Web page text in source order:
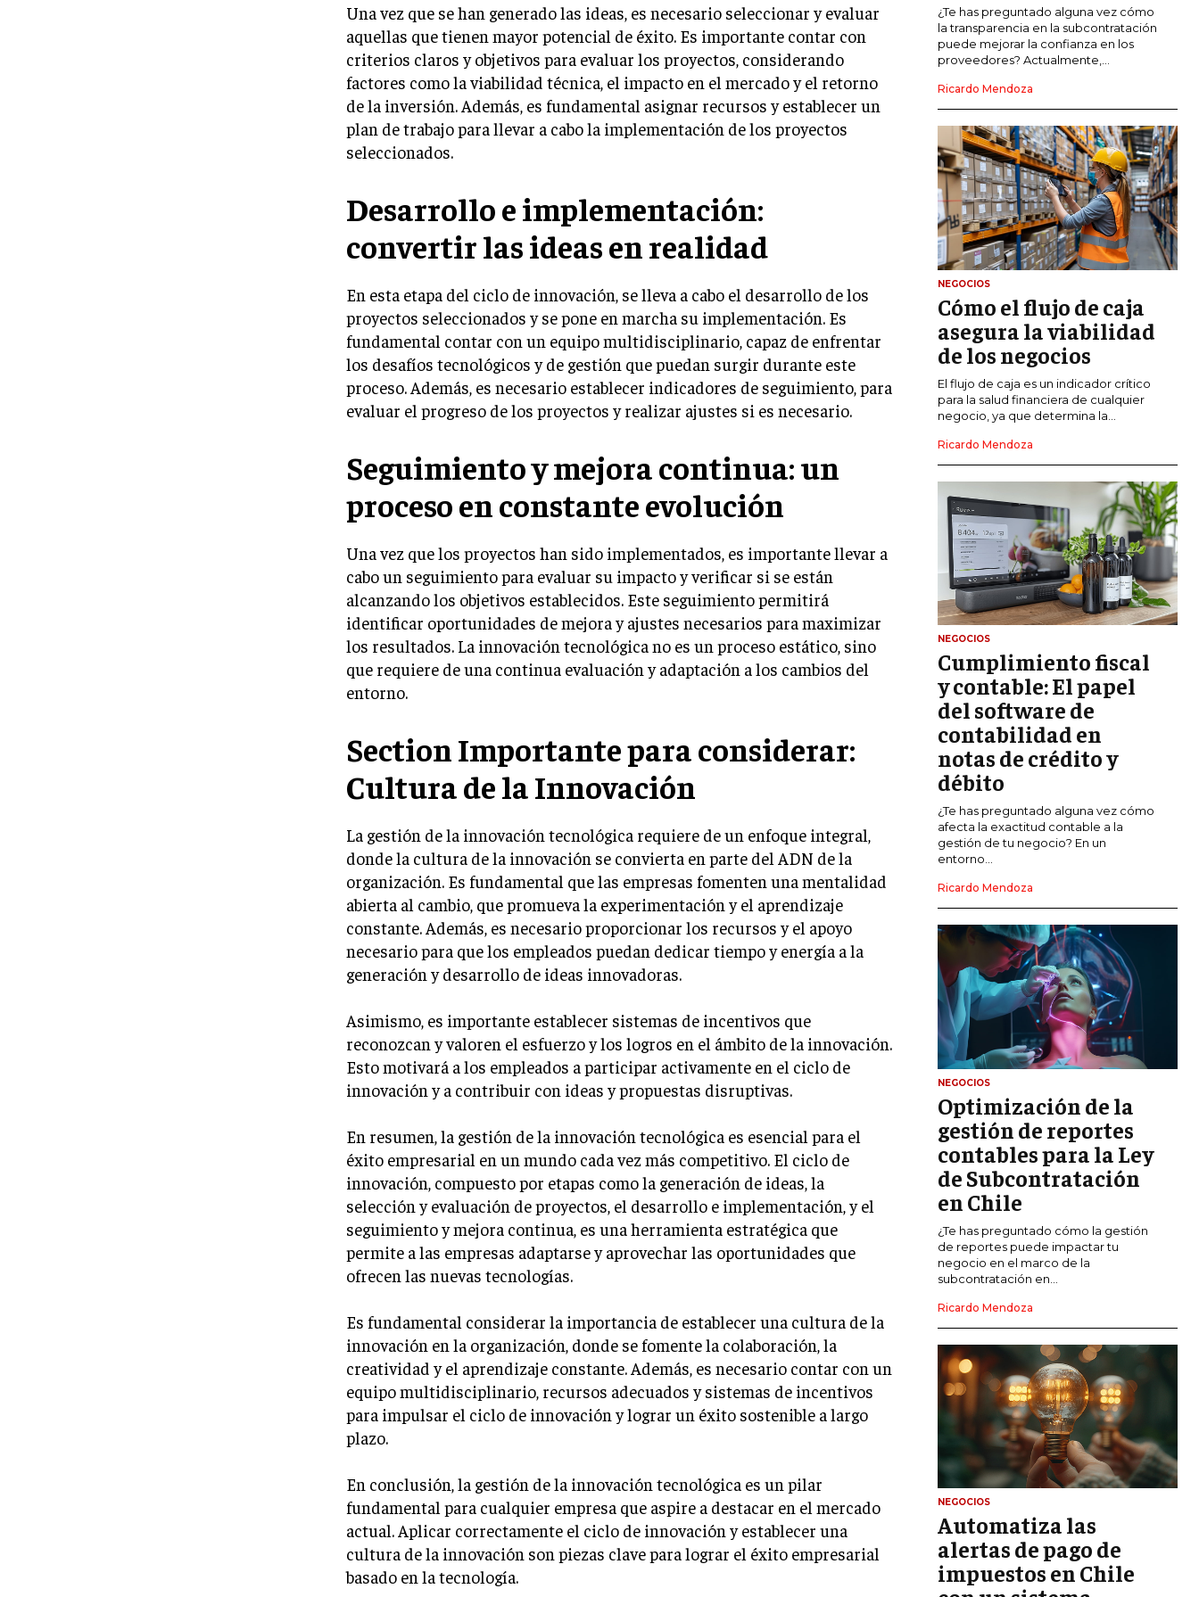
COMERCIO INTERNACIONAL
EXPANSIÓN GLOBAL
ALIANZAS ESTRATÉGICAS
TECNOLOGIA
SOSTENIBILIDAD Y MEDIO AMBIENTE
GESTIÓN DE LA INNOVACIÓN
TECNOLÓGICA
TRANSFORMACIÓN DIGITAL
ANALÍTICA EMPRESARIAL Y BUSINESS
INTELLIGENCE
CIBERSEGURIDAD EMPRESARIAL
ESTRATEGIA
EMPRESAS FAMILIARES Y SUCESIÓN
NEGOCIACIÓN Y RESOLUCIÓN DE
CONFLICTOS
DERECHO EMPRESARIAL Y
REGULACIONES
ÉXITO EMPRESARIAL Y CASOS DE
ESTUDIO
GOBIERNO CORPORATIVO
NEGOCIOS
ESTRATEGIAS DE NEGOCIOS
MARKETING B2B
MARKETING B2C
FRANQUICIAS
MARKETING DE INFLUENCERS
E-COMMERCE
GESTIÓN DE CRISIS EMPRESARIALES
EMPRESAS Y STARTUPS TECNOLÓGICAS
GESTIÓN DE LA EXPERIENCIA DEL
CLIENTE
PROYECTOS
GESTIÓN DE PROYECTOS
GESTIÓN DE OPERACIONES Y CADENA
DE SUMINISTRO
LOGÍSTICA EMPRESARIAL
CALIDAD Y MEJORA CONTINUA
TALENTOS
TALENTO
RECLUTAMIENTO Y SELECCIÓN
DESARROLLO DE PERSONAL
GESTIÓN DEL DESEMPEÑO
CULTURA Y CLIMA ORGANIZACIONAL
ÉTICA EMPRESARIAL Y
RESPONSABILIDAD SOCIAL
BLOG
Una vez que se han generado las ideas, es necesario seleccionar y evaluar
aquellas que tienen mayor potencial de éxito. Es importante contar con
criterios claros y objetivos para evaluar los proyectos, considerando
factores como la viabilidad técnica, el impacto en el mercado y el retorno
de la inversión. Además, es fundamental asignar recursos y establecer un
plan de trabajo para llevar a cabo la implementación de los proyectos
seleccionados.
Desarrollo e implementación:
convertir las ideas en realidad
En esta etapa del ciclo de innovación, se lleva a cabo el desarrollo de los
proyectos seleccionados y se pone en marcha su implementación. Es
fundamental contar con un equipo multidisciplinario, capaz de enfrentar
los desafíos tecnológicos y de gestión que puedan surgir durante este
proceso. Además, es necesario establecer indicadores de seguimiento, para
evaluar el progreso de los proyectos y realizar ajustes si es necesario.
Seguimiento y mejora continua: un
proceso en constante evolución
Una vez que los proyectos han sido implementados, es importante llevar a
cabo un seguimiento para evaluar su impacto y verificar si se están
alcanzando los objetivos establecidos. Este seguimiento permitirá
identificar oportunidades de mejora y ajustes necesarios para maximizar
los resultados. La innovación tecnológica no es un proceso estático, sino
que requiere de una continua evaluación y adaptación a los cambios del
entorno.
Section Importante para considerar:
Cultura de la Innovación
La gestión de la innovación tecnológica requiere de un enfoque integral,
donde la cultura de la innovación se convierta en parte del ADN de la
organización. Es fundamental que las empresas fomenten una mentalidad
abierta al cambio, que promueva la experimentación y el aprendizaje
constante. Además, es necesario proporcionar los recursos y el apoyo
necesario para que los empleados puedan dedicar tiempo y energía a la
generación y desarrollo de ideas innovadoras.
Asimismo, es importante establecer sistemas de incentivos que
reconozcan y valoren el esfuerzo y los logros en el ámbito de la innovación.
Esto motivará a los empleados a participar activamente en el ciclo de
innovación y a contribuir con ideas y propuestas disruptivas.
En resumen, la gestión de la innovación tecnológica es esencial para el
éxito empresarial en un mundo cada vez más competitivo. El ciclo de
innovación, compuesto por etapas como la generación de ideas, la
selección y evaluación de proyectos, el desarrollo e implementación, y el
seguimiento y mejora continua, es una herramienta estratégica que
permite a las empresas adaptarse y aprovechar las oportunidades que
ofrecen las nuevas tecnologías.
Es fundamental considerar la importancia de establecer una cultura de la
innovación en la organización, donde se fomente la colaboración, la
creatividad y el aprendizaje constante. Además, es necesario contar con un
equipo multidisciplinario, recursos adecuados y sistemas de incentivos
para impulsar el ciclo de innovación y lograr un éxito sostenible a largo
plazo.
En conclusión, la gestión de la innovación tecnológica es un pilar
fundamental para cualquier empresa que aspire a destacar en el mercado
actual. Aplicar correctamente el ciclo de innovación y establecer una
cultura de la innovación son piezas clave para lograr el éxito empresarial
basado en la tecnología.
¿Te has preguntado alguna vez cómo
la transparencia en la subcontratación
puede mejorar la confianza en los
proveedores? Actualmente,...
Ricardo Mendoza
NEGOCIOS
Cómo el flujo de caja
asegura la viabilidad
de los negocios
El flujo de caja es un indicador crítico
para la salud financiera de cualquier
negocio, ya que determina la...
Ricardo Mendoza
NEGOCIOS
Cumplimiento fiscal
y contable: El papel
del software de
contabilidad en
notas de crédito y
débito
¿Te has preguntado alguna vez cómo
afecta la exactitud contable a la
gestión de tu negocio? En un
entorno...
Ricardo Mendoza
NEGOCIOS
Optimización de la
gestión de reportes
contables para la Ley
de Subcontratación
en Chile
¿Te has preguntado cómo la gestión
de reportes puede impactar tu
negocio en el marco de la
subcontratación en...
Ricardo Mendoza
NEGOCIOS
Automatiza las
alertas de pago de
impuestos en Chile